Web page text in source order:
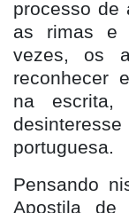
processo de
as rimas e
vezes, os
reconhecer
na
portuguesa.
Pensando
Apostila de